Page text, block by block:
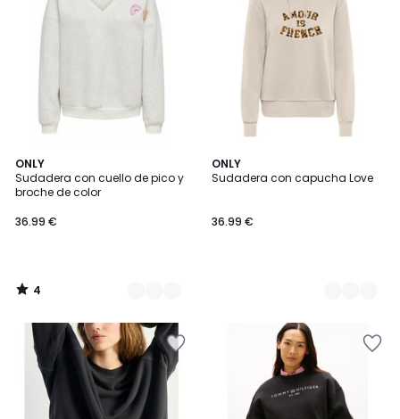
ONLY
Sudadera con cuello de pico y
broche de color
36.99 €
4
/
5
3
Colores
4
/
ONLY
Sudadera con capucha Love
36.99 €
2
Colores